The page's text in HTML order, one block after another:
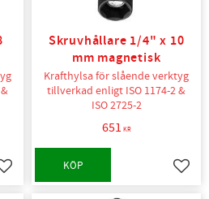
Lägg till i favoriter
Skruvhållare 1/4" x 10
mm magnetisk
Krafthylsa för slående verktyg
tillverkad enligt ISO 1174-2 &
ISO 2725-2
651 KR
KÖP